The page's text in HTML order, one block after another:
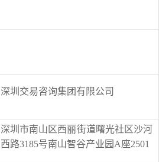
深圳交易咨询集团有限公司
深圳市南山区西丽街道曙光社区沙河
西路3185号南山智谷产业园A座2501